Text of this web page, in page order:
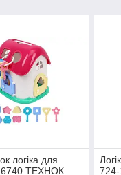
логіка для
6740 ТЕХНОК